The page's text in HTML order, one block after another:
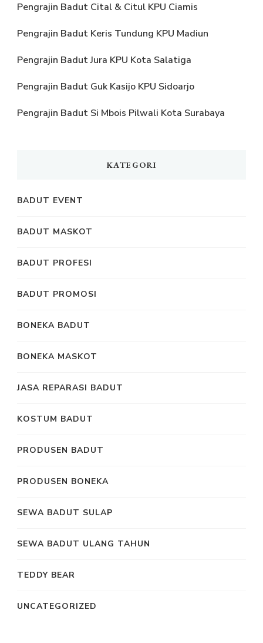
Pengrajin Badut Cital & Citul KPU Ciamis
Pengrajin Badut Keris Tundung KPU Madiun
Pengrajin Badut Jura KPU Kota Salatiga
Pengrajin Badut Guk Kasijo KPU Sidoarjo
Pengrajin Badut Si Mbois Pilwali Kota Surabaya
KATEGORI
BADUT EVENT
BADUT MASKOT
BADUT PROFESI
BADUT PROMOSI
BONEKA BADUT
BONEKA MASKOT
JASA REPARASI BADUT
KOSTUM BADUT
PRODUSEN BADUT
PRODUSEN BONEKA
SEWA BADUT SULAP
SEWA BADUT ULANG TAHUN
TEDDY BEAR
UNCATEGORIZED